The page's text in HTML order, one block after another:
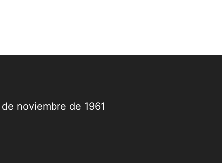
noviembre de 1961